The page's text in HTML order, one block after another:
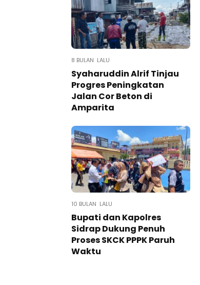
8 BULAN LALU
Syaharuddin Alrif Tinjau
Progres Peningkatan
Jalan Cor Beton di
Amparita
10 BULAN LALU
Bupati dan Kapolres
Sidrap Dukung Penuh
Proses SKCK PPPK Paruh
Waktu